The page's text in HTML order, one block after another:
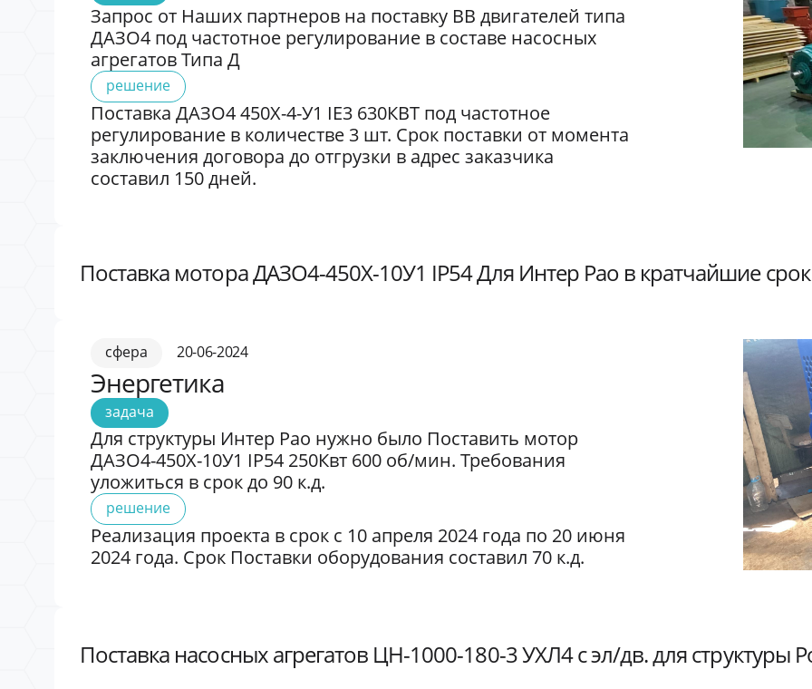
Запрос от Наших партнеров на поставку ВВ двигателей типа
ДАЗО4 под частотное регулирование в составе насосных
агрегатов Типа Д
решение
Поставка ДАЗО4 450Х-4-У1 IE3 630КВТ под частотное
регулирование в количестве 3 шт. Срок поставки от момента
заключения договора до отгрузки в адрес заказчика
составил 150 дней.
Поставка мотора ДАЗО4-450X-10У1 IP54 Для Интер Рао в кратчайшие
сфера 20-06-2024
Энергетика
задача
Для структуры Интер Рао нужно было Поставить мотор
ДАЗО4-450X-10У1 IP54 250Квт 600 об/мин. Требования
уложиться в срок до 90 к.д.
решение
Реализация проекта в срок с 10 апреля 2024 года по 20 июня
2024 года. Срок Поставки оборудования составил 70 к.д.
Поставка насосных агрегатов ЦН-1000-180-3 УХЛ4 с эл/дв. для структуры